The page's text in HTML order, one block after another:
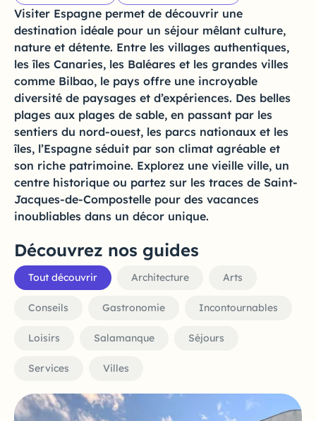
Visiter Espagne permet de découvrir une
destination idéale pour un séjour mêlant culture,
nature et détente. Entre les villages authentiques,
les îles Canaries, les Baléares et les grandes villes
comme Bilbao, le pays offre une incroyable
diversité de paysages et d’expériences. Des belles
plages aux plages de sable, en passant par les
sentiers du nord-ouest, les parcs nationaux et les
îles, l’Espagne séduit par son climat agréable et
son riche patrimoine. Explorez une vieille ville, un
centre historique ou partez sur les traces de Saint-
Jacques-de-Compostelle pour des vacances
inoubliables dans un décor unique.
Découvrez nos guides
Tout découvrir Architecture Arts
Conseils Gastronomie Incontournables
Loisirs Salamanque Séjours
Services Villes